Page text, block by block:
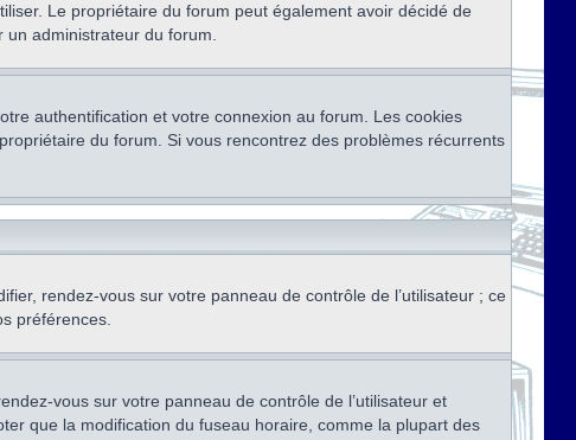
Le propriétaire du forum peut également avoir décidé de
un administrateur du forum.
authentification et votre connexion au forum. Les cookies
du forum. Si vous rencontrez des problèmes récurrents
rendez-vous sur votre panneau de contrôle de l’utilisateur ; ce
préférences.
vous sur votre panneau de contrôle de l’utilisateur et
que la modification du fuseau horaire, comme la plupart des